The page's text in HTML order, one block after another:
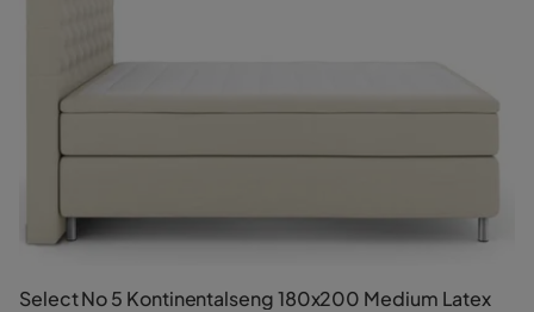
Select No 5 Kontinentalseng 180x200 Medium Latex